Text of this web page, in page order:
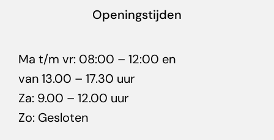
Openingstijden
Ma t/m vr: 08:00 – 12:00 en
van 13.00 – 17.30 uur
Za: 9.00 – 12.00 uur
Zo: Gesloten